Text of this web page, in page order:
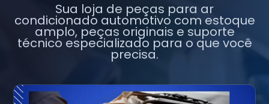
Sua loja de peças para ar
condicionado automotivo com estoque
amplo, peças originais e suporte
técnico especializado para o que você
precisa.